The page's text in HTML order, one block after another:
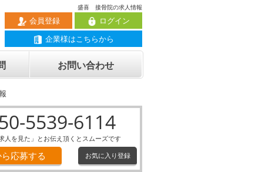
盛喜 接骨院の求人情報
ログイン
会員登録
企業様はこちらから
お問い合わせ
5539-6114
人を見た」とお伝え頂くとスムーズです
応募する お気に入り登録